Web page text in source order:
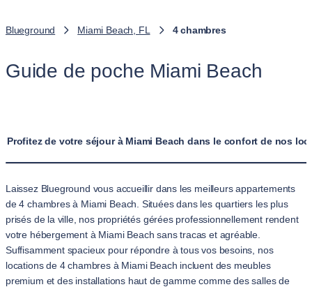
Blueground Miami Beach, FL 4 chambres
Guide de poche Miami Beach
Profitez de votre séjour à Miami Beach dans le confort de nos
Laissez Blueground vous accueillir dans les meilleurs appartements
de 4 chambres à Miami Beach. Situées dans les quartiers les plus
prisés de la ville, nos propriétés gérées professionnellement rendent
votre hébergement à Miami Beach sans tracas et agréable.
Suffisamment spacieux pour répondre à tous vos besoins, nos
locations de 4 chambres à Miami Beach incluent des meubles
premium et des installations haut de gamme comme des salles de